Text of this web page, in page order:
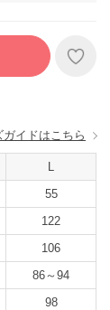
ガイドはこちら
L
55
122
106
86～94
98